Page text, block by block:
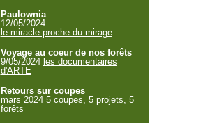
Paulownia
12/05/2024
le miracle proche du mirage
Voyage au coeur de nos forêts
9/05/2024 les documentaires
d'ARTE
Retours sur coupes
mars 2024 5 coupes, 5 projets, 5
forêts